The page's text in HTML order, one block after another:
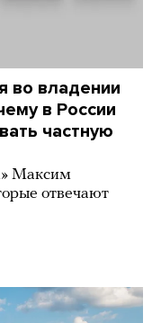
во владении
в России
частную
Максим
отвечают